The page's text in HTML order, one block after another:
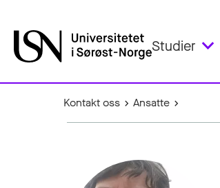
Studier
Kontakt oss Ansatte